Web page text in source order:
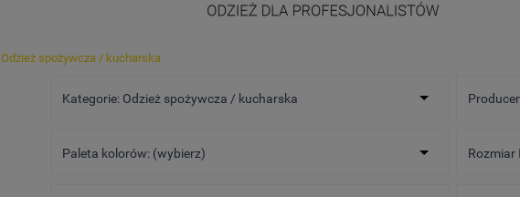
Odzież spożywcza / kucharska
Kategorie: Odzież spożywcza / kucharska
Paleta kolorów: (wybierz) Rozmiar